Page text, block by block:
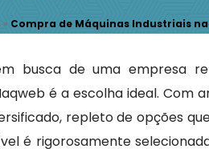
» Compra de Máquinas Industriais na
busca de uma empresa
é a escolha ideal. Com
repleto de opções
é rigorosamente